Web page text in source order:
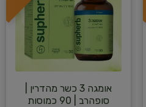
אומגה 3 כשר מהדרין |
סופהרב | 90 כמוסות